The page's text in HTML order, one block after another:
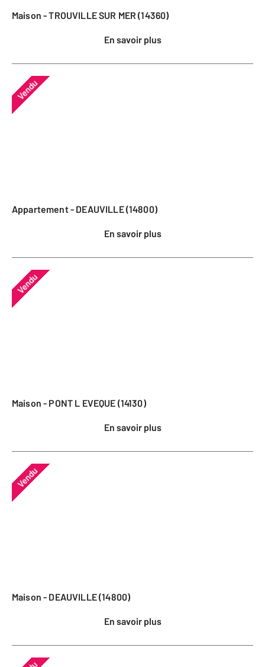
Maison - TROUVILLE SUR MER (14360)
En savoir plus
Vendu
Appartement - DEAUVILLE (14800)
En savoir plus
Vendu
Maison - PONT L EVEQUE (14130)
En savoir plus
Vendu
Maison - DEAUVILLE (14800)
En savoir plus